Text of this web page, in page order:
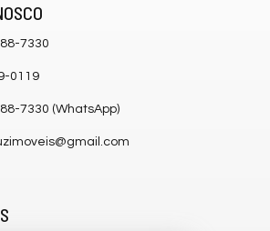
7330
0119
7330 (WhatsApp)